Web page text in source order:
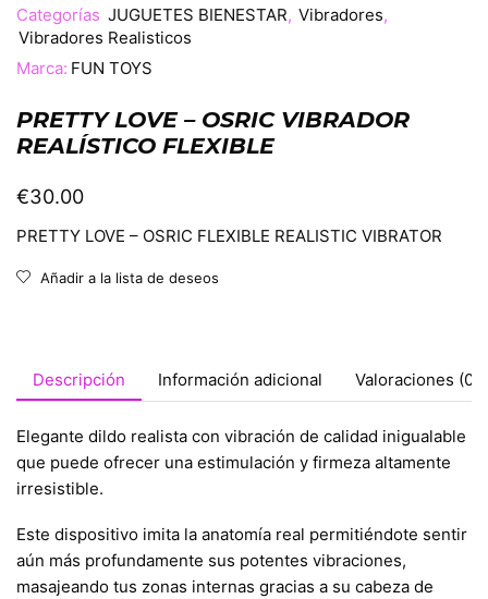
Categorías JUGUETES BIENESTAR, Vibradores,
Vibradores Realisticos
Marca: FUN TOYS
PRETTY LOVE – OSRIC VIBRADOR
REALÍSTICO FLEXIBLE
€30.00
PRETTY LOVE – OSRIC FLEXIBLE REALISTIC VIBRATOR
Añadir a la lista de deseos
Descripción Información adicional Valoraciones (0)
Elegante dildo realista con vibración de calidad inigualable
que puede ofrecer una estimulación y firmeza altamente
irresistible.
Este dispositivo imita la anatomía real permitiéndote sentir
aún más profundamente sus potentes vibraciones,
masajeando tus zonas internas gracias a su cabeza de